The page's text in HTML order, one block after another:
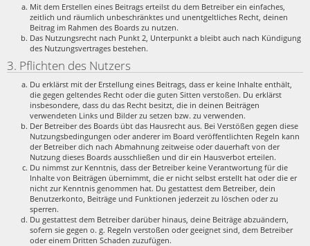
Mit dem Erstellen eines Beitrags erteilst du dem Betreiber ein einfaches,
zeitlich und räumlich unbeschränktes und unentgeltliches Recht, deinen
Beitrag im Rahmen des Boards zu nutzen.
Das Nutzungsrecht nach Punkt 2, Unterpunkt a bleibt auch nach Kündigung
des Nutzungsvertrages bestehen.
3. Pflichten des Nutzers
Du erklärst mit der Erstellung eines Beitrags, dass er keine Inhalte enthält,
die gegen geltendes Recht oder die guten Sitten verstoßen. Du erklärst
insbesondere, dass du das Recht besitzt, die in deinen Beiträgen
verwendeten Links und Bilder zu setzen bzw. zu verwenden.
Der Betreiber des Boards übt das Hausrecht aus. Bei Verstößen gegen diese
Nutzungsbedingungen oder anderer im Board veröffentlichten Regeln kann
der Betreiber dich nach Abmahnung zeitweise oder dauerhaft von der
Nutzung dieses Boards ausschließen und dir ein Hausverbot erteilen.
Du nimmst zur Kenntnis, dass der Betreiber keine Verantwortung für die
Inhalte von Beiträgen übernimmt, die er nicht selbst erstellt hat oder die er
nicht zur Kenntnis genommen hat. Du gestattest dem Betreiber, dein
Benutzerkonto, Beiträge und Funktionen jederzeit zu löschen oder zu
sperren.
Du gestattest dem Betreiber darüber hinaus, deine Beiträge abzuändern,
sofern sie gegen o. g. Regeln verstoßen oder geeignet sind, dem Betreiber
oder einem Dritten Schaden zuzufügen.